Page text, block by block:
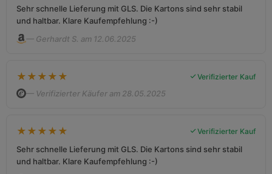
Sehr schnelle Lieferung mit GLS. Die Kartons sind sehr stabil
und haltbar. Klare Kaufempfehlung :-)
— Gerhardt S. am 12.06.2025
★ ★ ★ ★ ★ Verifizierter Kauf
— Verifizierter Käufer am 28.05.2025
★ ★ ★ ★ ★ Verifizierter Kauf
Sehr schnelle Lieferung mit GLS. Die Kartons sind sehr stabil
und haltbar. Klare Kaufempfehlung :-)